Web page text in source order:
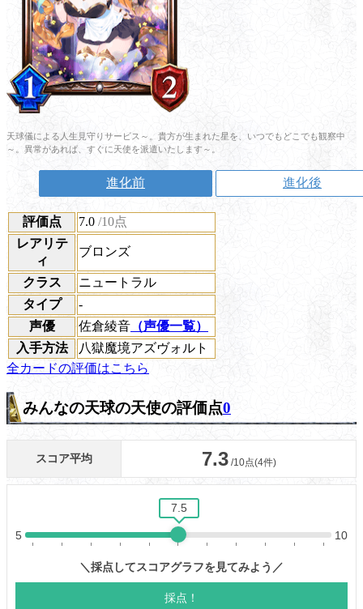
天球儀による人生見守りサービス～。貴方が生まれた星を、いつでもどこでも観察中
～。異常があれば、すぐに天使を派遣いたします～。
進化前 進化後
評価点 7.0 /10点
レアリテ
ィ
ブロンズ
クラス
ニュートラル
タイプ
-
声優
佐倉綾音 （声優一覧）
入手方法
八獄魔境アズヴォルト
全カードの評価はこちら
みんなの天球の天使の評価点0